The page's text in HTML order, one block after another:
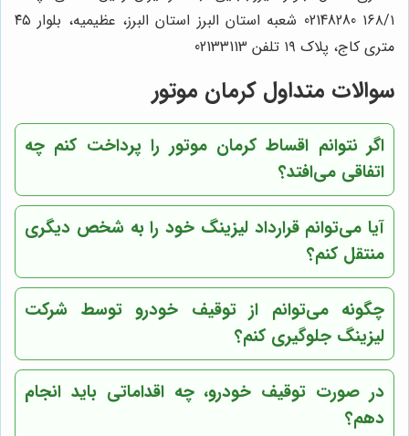
۱۶۸/۱ 02148280 شعبه استان البرز استان البرز، عظیمیه، بلوار ۴۵
متری کاج، پلاک ۱۹ تلفن 02133113
سوالات متداول کرمان موتور
اگر نتوانم اقساط کرمان موتور را پرداخت کنم چه
اتفاقی می‌افتد؟
آیا می‌توانم قرارداد لیزینگ خود را به شخص دیگری
منتقل کنم؟
چگونه می‌توانم از توقیف خودرو توسط شرکت
لیزینگ جلوگیری کنم؟
در صورت توقیف خودرو، چه اقداماتی باید انجام
دهم؟